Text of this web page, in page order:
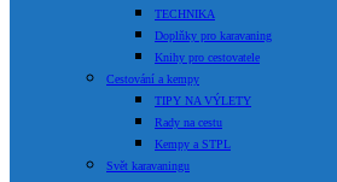
TECHNIKA
Doplňky pro karavaning
Knihy pro cestovatele
Cestování a kempy
TIPY NA VÝLETY
Rady na cestu
Kempy a STPL
Svět karavaningu